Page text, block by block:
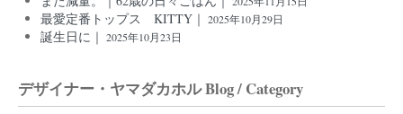
最愛定番トップス KITTY｜ 2025年10月29日
誕生日に｜ 2025年10月23日
デザイナー・ヤマダカホル Blog / Category